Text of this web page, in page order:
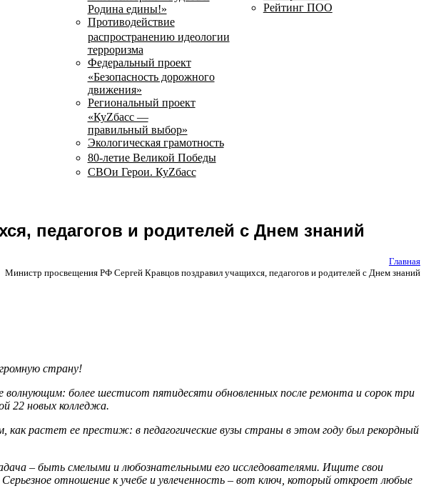
Родина едины!»
Противодействие
распространению идеологии
терроризма
Федеральный проект
«Безопасность дорожного
движения»
Региональный проект
«КуZбасс —
правильный выбор»
Экологическая грамотность
80-летие Великой Победы
СВОи Герои. КуZбасс
Рейтинг ПОО
педагогов и родителей с Днем знаний
Главная
Министр просвещения РФ Сергей Кравцов поздравил учащихся, педагогов и родителей с Днем знаний
страну!
более шестисот пятидесяти обновленных после ремонта и сорок три
22 новых колледжа.
растет ее престиж: в педагогические вузы страны в этом году был рекордный
– быть смелыми и любознательными его исследователями. Ищите свои
отношение к учебе и увлеченность – вот ключ, который откроет любые